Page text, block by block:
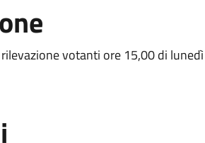
votanti ore 15,00 di